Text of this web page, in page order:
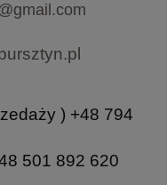
) +48 794
501 892 620